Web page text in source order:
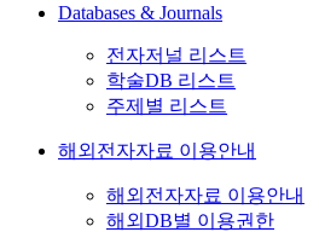
Databases & Journals
전자저널 리스트
학술DB 리스트
주제별 리스트
해외전자자료 이용안내
해외전자자료 이용안내
해외DB별 이용권한